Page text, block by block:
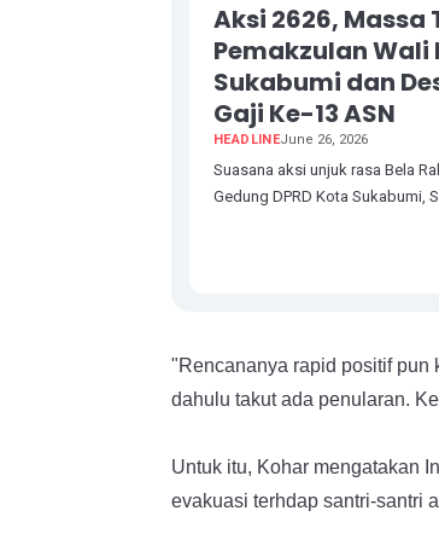
Aksi 2626, Massa
Pemakzulan Wali
Sukabumi dan
Gaji Ke-13 ASN
HEADLINEJune 26, 2026
Suasana aksi unjuk rasa Bela
Gedung DPRD Kota Sukabumi,
"Rencananya rapid positif pun
dahulu takut ada penularan.
Untuk itu, Kohar mengatakan
evakuasi terhdap santri-santri